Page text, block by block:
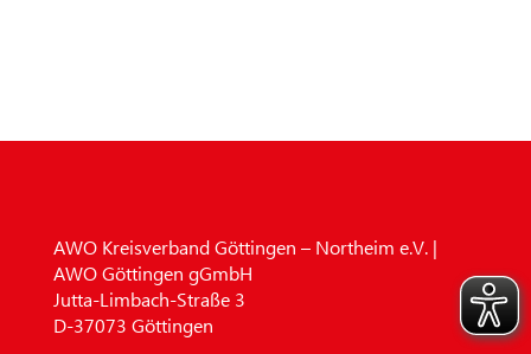
AWO Kreisverband Göttingen – Northeim e.V. |
AWO Göttingen gGmbH
Jutta-Limbach-Straße 3
D-37073 Göttingen